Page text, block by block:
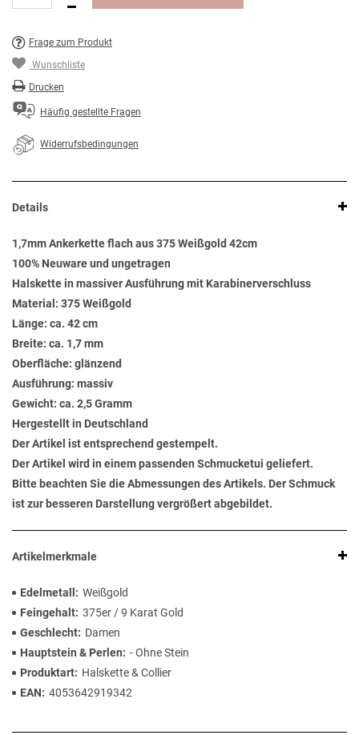
Frage zum Produkt
Wunschliste
Drucken
Häufig gestellte Fragen
Widerrufsbedingungen
Details
1,7mm Ankerkette flach aus 375 Weißgold 42cm
100% Neuware und ungetragen
Halskette in massiver Ausführung mit Karabinerverschluss
Material: 375 Weißgold
Länge: ca. 42 cm
Breite: ca. 1,7 mm
Oberfläche: glänzend
Ausführung: massiv
Gewicht: ca. 2,5 Gramm
Hergestellt in Deutschland
Der Artikel ist entsprechend gestempelt.
Der Artikel wird in einem passenden Schmucketui geliefert.
Bitte beachten Sie die Abmessungen des Artikels. Der Schmuck
ist zur besseren Darstellung vergrößert abgebildet.
Artikelmerkmale
Edelmetall
Weißgold
Feingehalt 375er / 9 Karat Gold
Geschlecht
Damen
Hauptstein & Perlen
- Ohne Stein
Produktart
Halskette & Collier
EAN
4053642919342